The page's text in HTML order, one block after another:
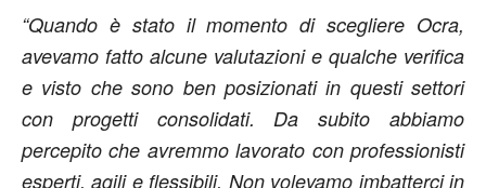
“Quando è stato il momento di scegliere Ocra,
avevamo fatto alcune valutazioni e qualche verifica
e visto che sono ben posizionati in questi settori
con progetti consolidati. Da subito abbiamo
percepito che avremmo lavorato con professionisti
esperti, agili e flessibili. Non volevamo imbatterci in